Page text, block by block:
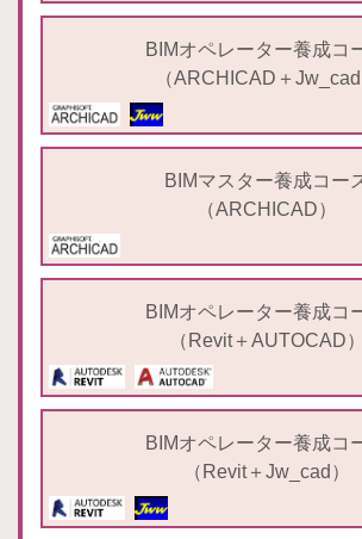
BIMオペレーター養成コ
（ARCHICAD＋Jw_cad
BIMマスター養成コー
（ARCHICAD）
BIMオペレーター養成コ
（Revit＋AUTOCAD）
BIMオペレーター養成コ
（Revit＋Jw_cad）